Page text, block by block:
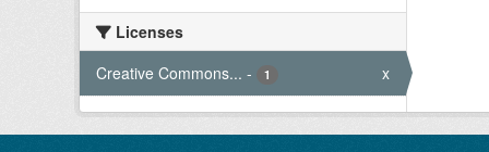
Licenses
Creative Commons... - 1 x